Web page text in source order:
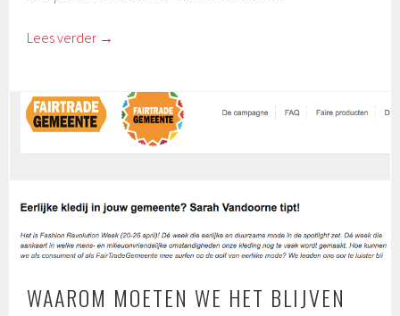
Lees verder →
WAAROM MOETEN WE HET BLIJVEN